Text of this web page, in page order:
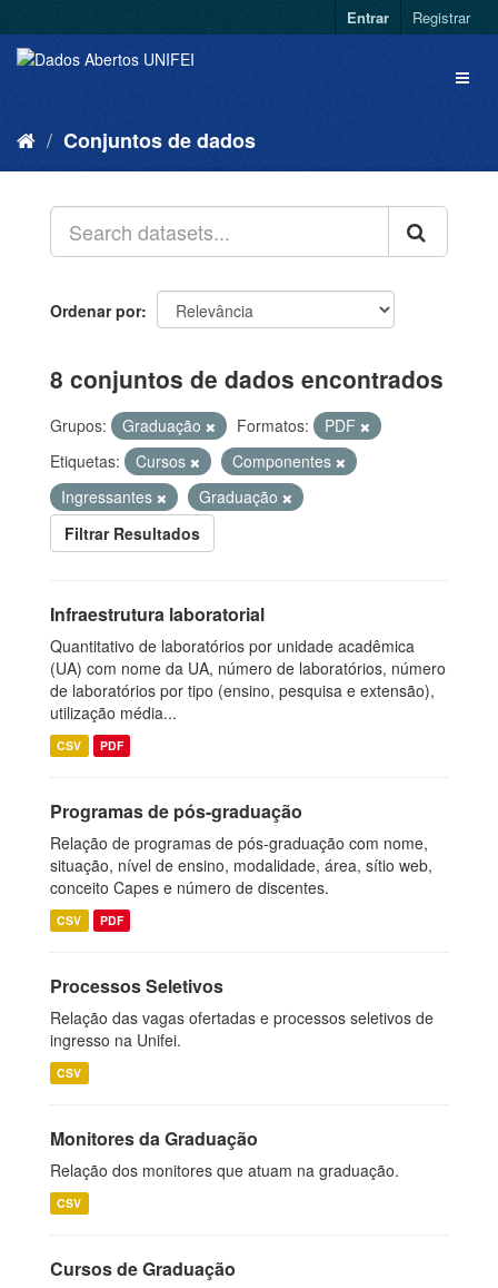
Entrar Registrar
Conjuntos de dados
Ordenar por
8 conjuntos de dados encontrados
Grupos: Graduação Formatos:
PDF
Etiquetas:
Cursos
Componentes
Ingressantes
Graduação
Filtrar Resultados
Infraestrutura laboratorial
Quantitativo de laboratórios por unidade acadêmica
(UA) com nome da UA, número de laboratórios, número
de laboratórios por tipo (ensino, pesquisa e extensão),
utilização média...
CSV PDF
Programas de pós-graduação
Relação de programas de pós-graduação com nome,
situação, nível de ensino, modalidade, área, sítio web,
conceito Capes e número de discentes.
CSV PDF
Processos Seletivos
Relação das vagas ofertadas e processos seletivos de
ingresso na Unifei.
CSV
Monitores da Graduação
Relação dos monitores que atuam na graduação.
CSV
Cursos de Graduação